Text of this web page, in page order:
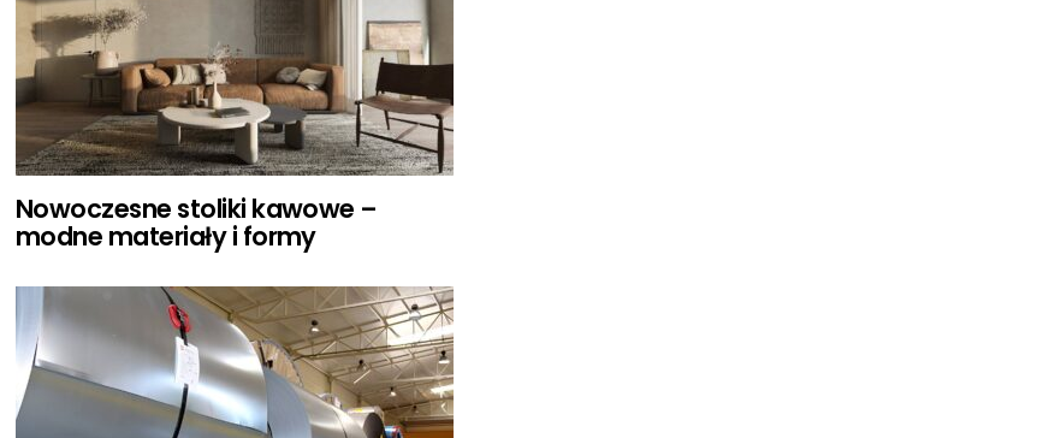
Nowoczesne stoliki kawowe –
modne materiały i formy